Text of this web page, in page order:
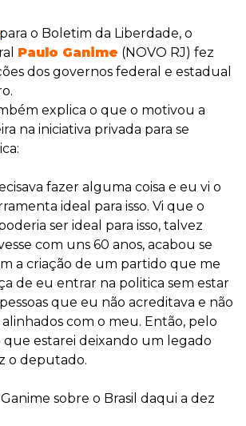
para o Boletim da Liberdade, o
Paulo Ganime (NOVO RJ) fez
dos governos federal e estadual
explica o que o motivou a
na iniciativa privada para se
fazer alguma coisa e eu vi o
ideal para isso. Vi que o
ser ideal para isso, talvez
com uns 60 anos, acabou se
a criação de um partido que me
de eu entrar na politica sem estar
que eu não acreditava e não
com o meu. Então, pelo
que estarei deixando um legado
o deputado.
sobre o Brasil daqui a dez